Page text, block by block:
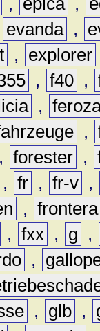
evanda ,
, explorer
, f40 ,
,
,
, forester ,
, fr , fr-v ,
, frontera
, fxx , g
,
,
, glb ,